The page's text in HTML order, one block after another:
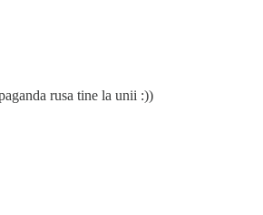
rusa tine la unii :))